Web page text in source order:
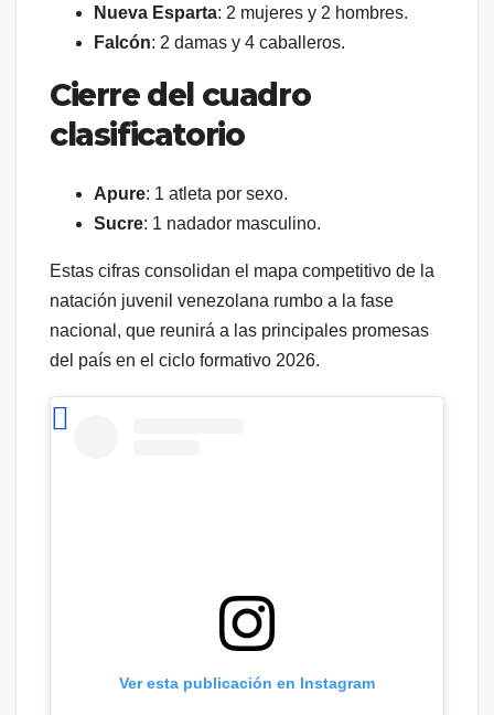
Nueva Esparta: 2 mujeres y 2 hombres.
Falcón: 2 damas y 4 caballeros.
Cierre del cuadro
clasificatorio
Apure: 1 atleta por sexo.
Sucre: 1 nadador masculino.
Estas cifras consolidan el mapa competitivo de la
natación juvenil venezolana rumbo a la fase
nacional, que reunirá a las principales promesas
del país en el ciclo formativo 2026.
Ver esta publicación en Instagram